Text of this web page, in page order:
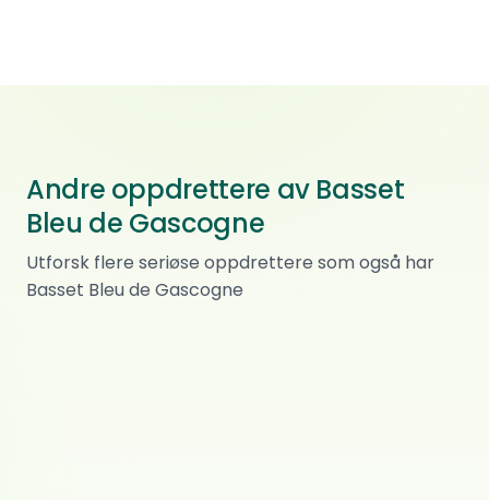
Andre oppdrettere av Basset
Bleu de Gascogne
Utforsk flere seriøse oppdrettere som også har
Basset Bleu de Gascogne
Qubera Recinto Kennel